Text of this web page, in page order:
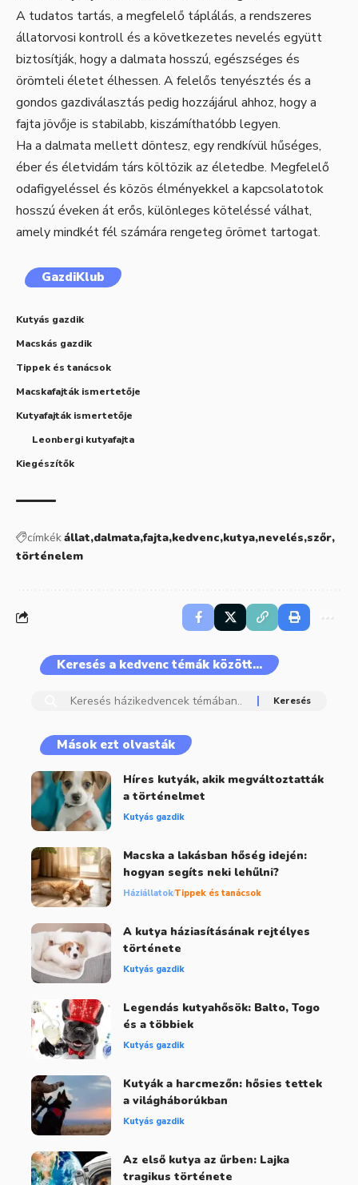
A tudatos tartás, a megfelelő táplálás, a rendszeres
állatorvosi kontroll és a következetes nevelés együtt
biztosítják, hogy a dalmata hosszú, egészséges és
örömteli életet élhessen. A felelős tenyésztés és a
gondos gazdiválasztás pedig hozzájárul ahhoz, hogy a
fajta jövője is stabilabb, kiszámíthatóbb legyen.
Ha a dalmata mellett döntesz, egy rendkívül hűséges,
éber és életvidám társ költözik az életedbe. Megfelelő
odafigyeléssel és közös élményekkel a kapcsolatotok
hosszú éveken át erős, különleges köteléssé válhat,
amely mindkét fél számára rengeteg örömet tartogat.
GazdiKlub
Kutyás gazdik
Macskás gazdik
Tippek és tanácsok
Macskafajták ismertetője
Kutyafajták ismertetője
Leonbergi kutyafajta
Kiegészítők
címkékállat dalmata fajta kedvenc kutya nevelés szőr
történelem
Keresés a kedvenc témák között…
Mások ezt olvasták
Híres kutyák, akik megváltoztatták
a történelmet
Kutyás gazdik
Macska a lakásban hőség idején:
hogyan segíts neki lehűlni?
HáziállatokTippek és tanácsok
A kutya háziasításának rejtélyes
története
Kutyás gazdik
Legendás kutyahősök: Balto, Togo
és a többiek
Kutyás gazdik
Kutyák a harcmezőn: hősies tettek
a világháborúkban
Kutyás gazdik
Az első kutya az űrben: Lajka
tragikus története